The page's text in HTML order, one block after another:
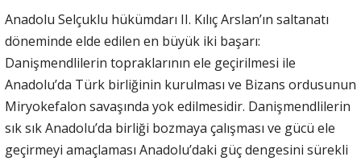
Anadolu Selçuklu hükümdarı II. Kılıç Arslan’ın saltanatı
döneminde elde edilen en büyük iki başarı:
Danişmendlilerin topraklarının ele geçirilmesi ile
Anadolu’da Türk birliğinin kurulması ve Bizans ordusunun
Miryokefalon savaşında yok edilmesidir. Danişmendlilerin
sık sık Anadolu’da birliği bozmaya çalışması ve gücü ele
geçirmeyi amaçlaması Anadolu’daki güç dengesini sürekli